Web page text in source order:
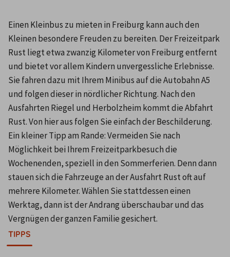
Einen Kleinbus zu mieten in Freiburg kann auch den
Kleinen besondere Freuden zu bereiten. Der Freizeitpark
Rust liegt etwa zwanzig Kilometer von Freiburg entfernt
und bietet vor allem Kindern unvergessliche Erlebnisse.
Sie fahren dazu mit Ihrem Minibus auf die Autobahn A5
und folgen dieser in nördlicher Richtung. Nach den
Ausfahrten Riegel und Herbolzheim kommt die Abfahrt
Rust. Von hier aus folgen Sie einfach der Beschilderung.
Ein kleiner Tipp am Rande: Vermeiden Sie nach
Möglichkeit bei Ihrem Freizeitparkbesuch die
Wochenenden, speziell in den Sommerferien. Denn dann
stauen sich die Fahrzeuge an der Ausfahrt Rust oft auf
mehrere Kilometer. Wählen Sie stattdessen einen
Werktag, dann ist der Andrang überschaubar und das
Vergnügen der ganzen Familie gesichert.
TIPPS